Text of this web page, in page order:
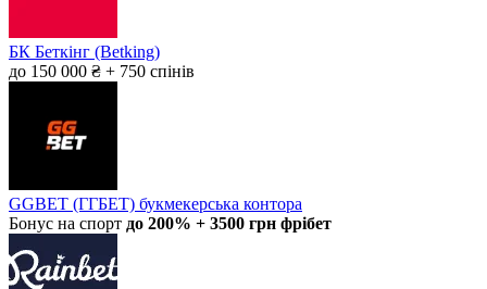
БК Беткінг (Betking)
до 150 000 ₴ + 750 спінів
GGBET (ГГБЕТ) букмекерська контора
Бонус на спорт до 200% + 3500 грн фрібет